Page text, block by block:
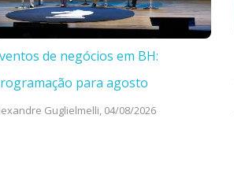
de negócios em BH:
para agosto
Guglielmelli, 04/08/2026